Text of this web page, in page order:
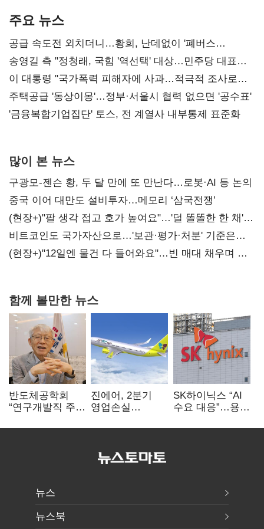
주요 뉴스
공급 속도전 외치더니…황희, 난데없이 '폐버스
리모델링' 제안
송영길 측 "정청래, 국힘 '역선택' 대상…민주당 대표로
총선 지휘 못해"
이 대통령 "국가폭력 피해자에 사과…적극적 조사로
진실 밝혀야"
주택공급 '동상이몽'…정부·서울시 협력 없으면 '공수표'
'금융복합기업집단' 토스, 전 계열사 내부통제 표준화
많이 본 뉴스
구광모-젠슨 황, 두 달 만에 또 만난다…로봇·AI 등 논의
중국 이어 대만도 설비투자…메모리 ‘삼국전쟁’
(현장+)"팔 생각 접고 호가 높여요"…'덜 똘똘한 한 채'
20억 키맞추기
비트코인도 국가자산으로…'보관·평가·처분' 기준은
숙제
(현장+)"12일엔 물건 다 들어와요"…빈 매대 채우며 문
함께 볼만한 뉴스
반도체공학회
“연구개발직 주
개선해야”
진에어, 2분기
영업손실
상승 여파
SK하이닉스 “AI
수요 대응”…용인
투자
뉴스
뉴스북